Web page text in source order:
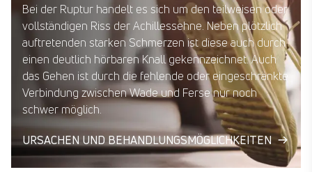
Bei der Ruptur handelt es sich um den teilweisen oder
vollständigen Riss der Achillessehne. Neben plötzlich
auftretenden starken Schmerzen ist diese auch durch
einen deutlich hörbaren Knall gekennzeichnet. Auch
das Gehen ist durch die fehlende oder eingeschränkte
Verbindung zwischen Wade und Ferse nur noch
schwer möglich.
URSACHEN UND BEHANDLUNGSMÖGLICHKEITEN